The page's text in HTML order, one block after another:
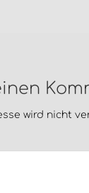
wird nicht